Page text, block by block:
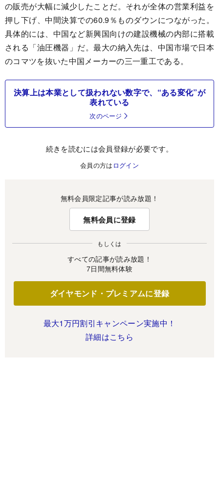
の販売が大幅に減少したことだ。それが全体の営業利益を
押し下げ、中間決算での60.9％ものダウンにつながった。
具体的には、中国など新興国向けの建設機械の内部に搭載
される「油圧機器」だ。最大の納入先は、中国市場で日本
のコマツを抜いた中国メーカーの三一重工である。
決算上は本業として扱われない数字で、“ある変化”が
表れている
次のページ
続きを読むには会員登録が必要です。
会員の方は ログイン
無料会員限定記事が読み放題！
無料会員に登録
もしくは
すべての記事が読み放題！
7日間無料体験
ダイヤモンド・プレミアムに登録
最大1万円割引キャンペーン実施中！
詳細はこちら